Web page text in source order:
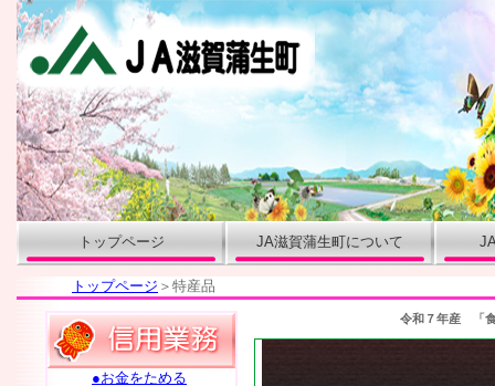
トップページ JA滋賀蒲生町について
トップページ ＞特産品
●お金をためる
令和７年産 「食